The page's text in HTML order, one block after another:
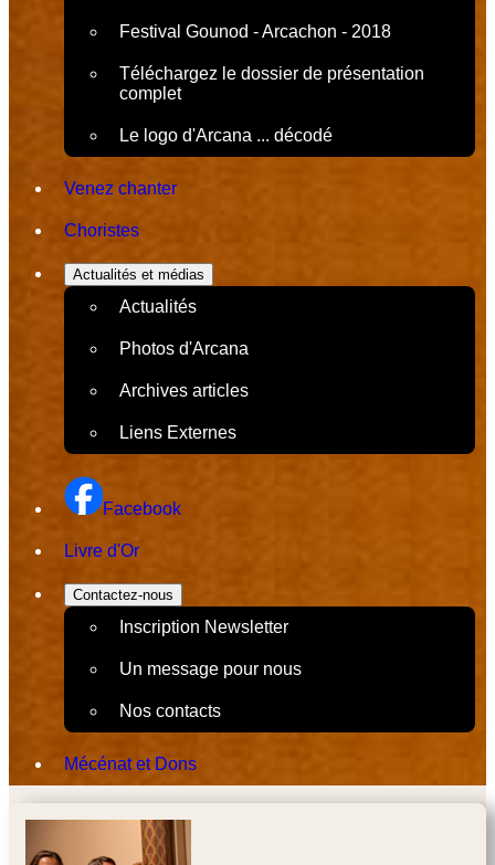
Festival Gounod - Arcachon - 2018
Téléchargez le dossier de présentation
complet
Le logo d'Arcana ... décodé
Venez chanter
Choristes
Actualités et médias
Actualités
Photos d'Arcana
Archives articles
Liens Externes
Facebook
Livre d'Or
Contactez-nous
Inscription Newsletter
Un message pour nous
Nos contacts
Mécénat et Dons